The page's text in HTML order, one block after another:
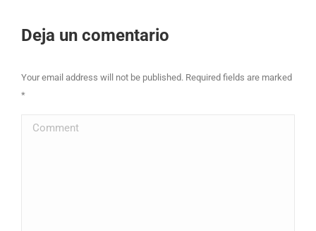
Deja un comentario
Your email address will not be published. Required fields are marked
*
Comment